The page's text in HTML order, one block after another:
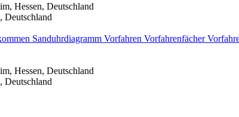
Hessen, Deutschland
Deutschland
Sanduhrdiagramm Vorfahren Vorfahrenfächer
Hessen, Deutschland
Deutschland